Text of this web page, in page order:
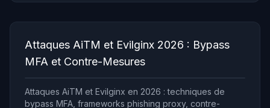
Attaques AiTM et Evilginx 2026 : Bypass
MFA et Contre-Mesures
Attaques AiTM et Evilginx en 2026 : techniques de
bypass MFA, frameworks phishing proxy, contre-